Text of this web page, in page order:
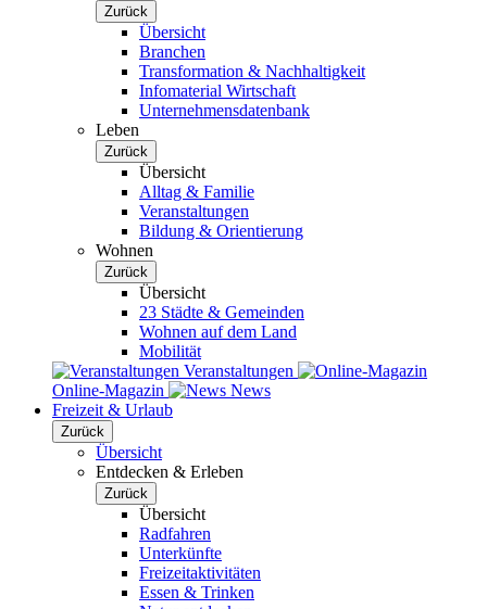
Zurück
Übersicht
Branchen
Transformation & Nachhaltigkeit
Infomaterial Wirtschaft
Unternehmensdatenbank
Leben
Zurück
Übersicht
Alltag & Familie
Veranstaltungen
Bildung & Orientierung
Wohnen
Zurück
Übersicht
23 Städte & Gemeinden
Wohnen auf dem Land
Mobilität
Veranstaltungen
Online-Magazin
News
Freizeit & Urlaub
Zurück
Übersicht
Entdecken & Erleben
Zurück
Übersicht
Radfahren
Unterkünfte
Freizeitaktivitäten
Essen & Trinken